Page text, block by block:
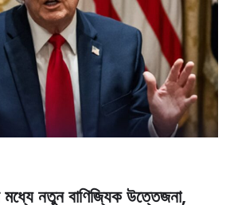
মধ্যে নতুন বাণিজ্যিক উত্তেজনা,